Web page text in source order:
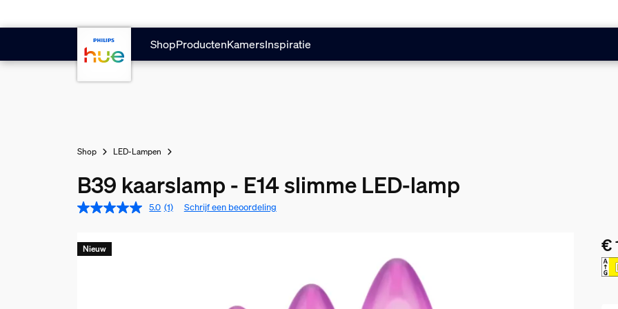
ShopProductenKamersInspiratie
Shop LED-Lampen
B39 kaarslamp - E14 slimme LED-lamp
5.0 (1) Schrijf een beoordeling
€
Nieuw